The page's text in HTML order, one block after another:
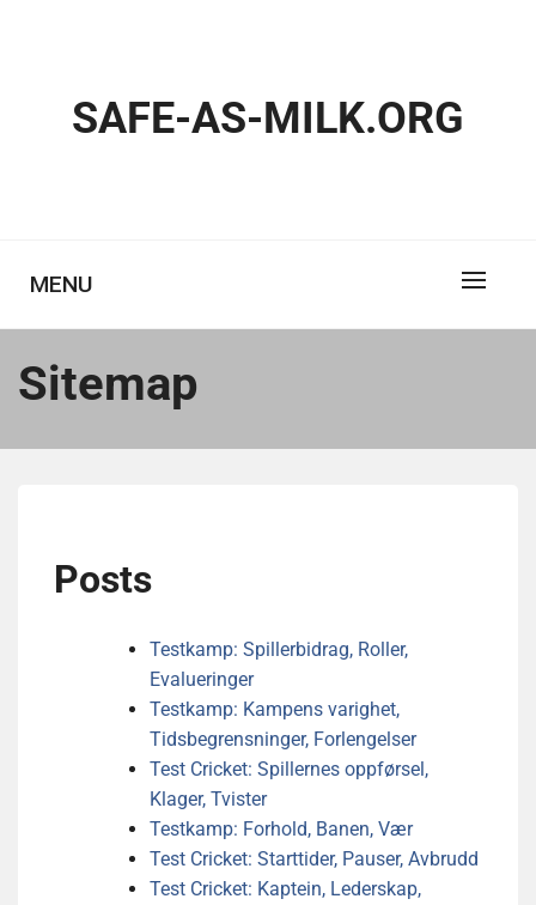
SAFE-AS-MILK.ORG
MENU
Sitemap
Posts
Testkamp: Spillerbidrag, Roller,
Evalueringer
Testkamp: Kampens varighet,
Tidsbegrensninger, Forlengelser
Test Cricket: Spillernes oppførsel,
Klager, Tvister
Testkamp: Forhold, Banen, Vær
Test Cricket: Starttider, Pauser, Avbrudd
Test Cricket: Kaptein, Lederskap,